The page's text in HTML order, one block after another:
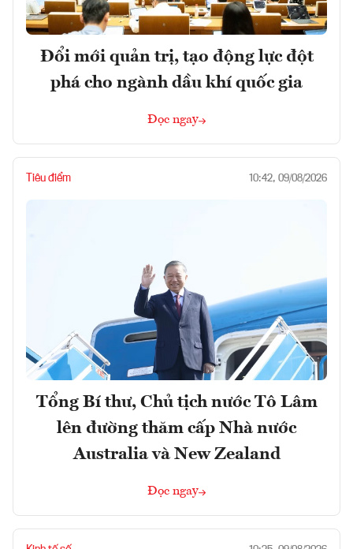
Đổi mới quản trị, tạo động lực đột
phá cho ngành dầu khí quốc gia
Đọc ngay
Tiêu điểm 10:42, 09/08/2026
Tổng Bí thư, Chủ tịch nước Tô Lâm
lên đường thăm cấp Nhà nước
Australia và New Zealand
Đọc ngay